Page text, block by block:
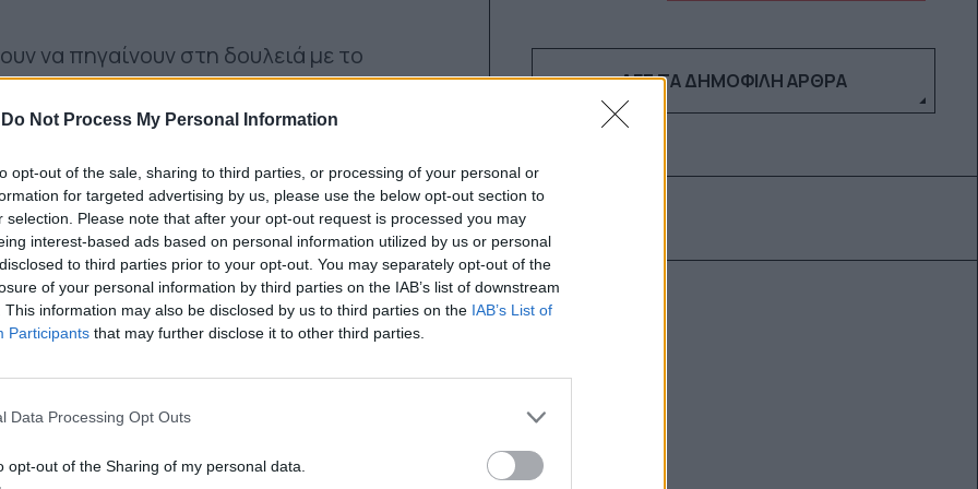
Do Not Process My Personal Information
opt-out of the sale, sharing to third parties, or processing of your personal or
for targeted advertising by us, please use the below opt-out section to
selection. Please note that after your opt-out request is processed you may
interest-based ads based on personal information utilized by us or personal
to third parties prior to your opt-out. You may separately opt-out of the
of your personal information by third parties on the IAB’s list of downstream
This information may also be disclosed by us to third parties on the IAB’s List of
Participants that may further disclose it to other third parties.
Data Processing Opt Outs
opt-out of the Sharing of my personal data.
να πηγαίνουν στη δουλειά με το
με ποδήλατο στους εργοδότες
ποδήλατο
ΔΕΣ ΤΑ ΔΗΜΟΦΙΛΉ ΆΡΘΡΑ